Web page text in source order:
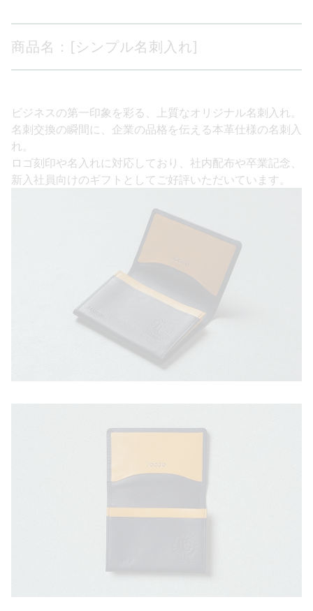
商品名：[シンプル名刺入れ]
ビジネスの第一印象を彩る、上質なオリジナル名刺入れ。
名刺交換の瞬間に、企業の品格を伝える本革仕様の名刺入
れ。
ロゴ刻印や名入れに対応しており、社内配布や卒業記念、
新入社員向けのギフトとしてご好評いただいています。